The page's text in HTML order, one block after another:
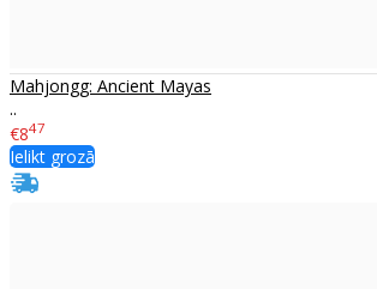
Mahjongg: Ancient Mayas
..
€847
Ielikt grozā